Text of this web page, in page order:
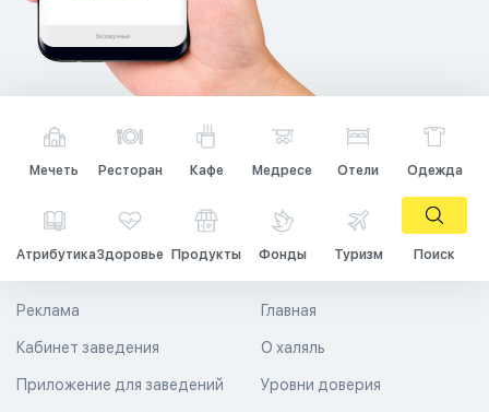
Мечеть Ресторан Кафе Медресе Отели Одежда
АтрибутикаЗдоровье Продукты Фонды Туризм Поиск
Главная
О халяль
Уровни доверия
Реклама
Кабинет заведения
Приложение для заведений